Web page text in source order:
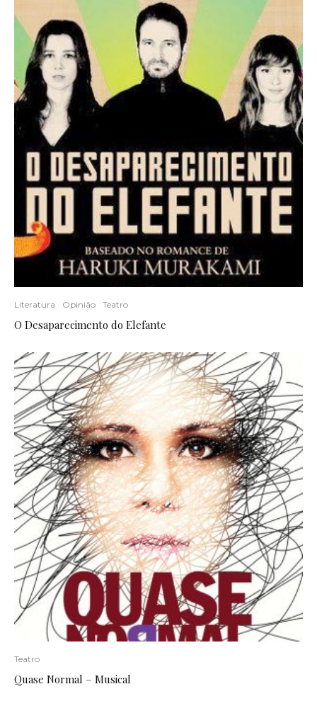
Literatura Opinião Teatro
O Desaparecimento do Elefante
Teatro
Quase Normal – Musical